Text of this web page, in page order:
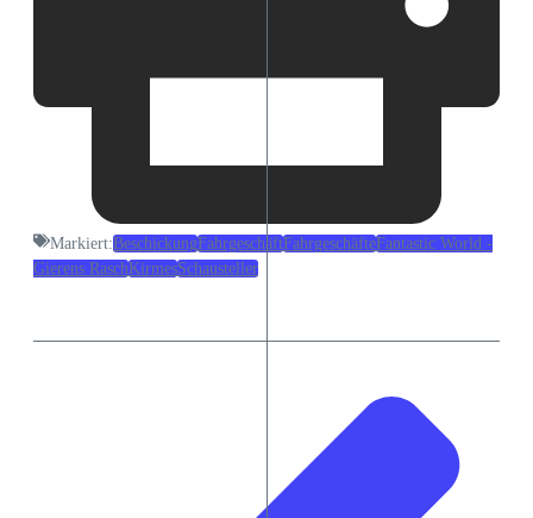
Markiert:BeschickungFahrgeschäftFahrgeschäfteFantastic World -
Gierens RaschKirmesSchausteller